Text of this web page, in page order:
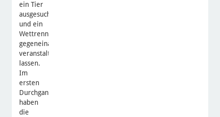
ein Tier
ausgesucht
und ein
Wettrennen
gegeneinander
veranstalten
lassen.
Im
ersten
Durchgang
haben
die